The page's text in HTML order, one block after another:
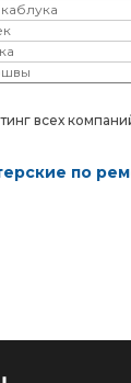
всех
по